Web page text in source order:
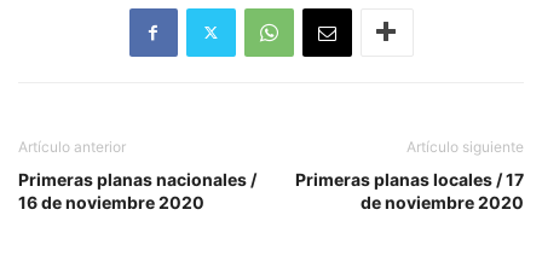
Artículo anterior
Primeras planas nacionales /
16 de noviembre 2020
Artículo siguiente
Primeras planas locales / 17
de noviembre 2020